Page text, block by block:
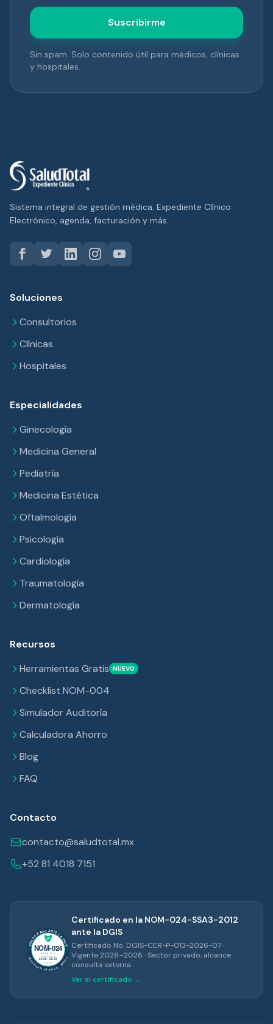
Suscribirme
Sin spam. Solo contenido útil para médicos, clínicas
y hospitales.
Sistema integral de gestión médica. Expediente Clínico
Electrónico, agenda, facturación y más.
Soluciones
Consultorios
Clínicas
Hospitales
Especialidades
Ginecología
Medicina General
Pediatría
Medicina Estética
Oftalmología
Psicología
Cardiología
Traumatología
Dermatología
Recursos
Herramientas Gratis NUEVO
Checklist NOM-004
Simulador Auditoría
Calculadora Ahorro
Blog
FAQ
Contacto
contacto@saludtotal.mx
+52 81 4018 7151
Certificado en la NOM-024-SSA3-2012
ante la DGIS
Certificado No. DGIS-CER-P-013-2026-07 ·
Vigente 2026–2028 · Sector privado, alcance
consulta externa
Ver el certificado →